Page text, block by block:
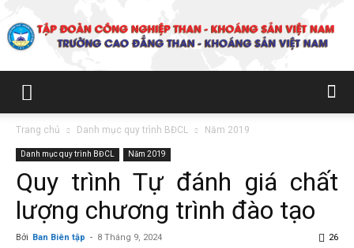
Trường
Trang chủ Danh mục quy trình BĐCL Năm 2019
Danh mục quy trình BĐCL Năm 2019
Quy trình Tự đánh giá chất
lượng chương trình đào tạo
Bởi Ban Biên tập - 8 Tháng 9, 2024 26